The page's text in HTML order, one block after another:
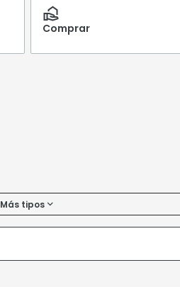
Comprar
Más tipos